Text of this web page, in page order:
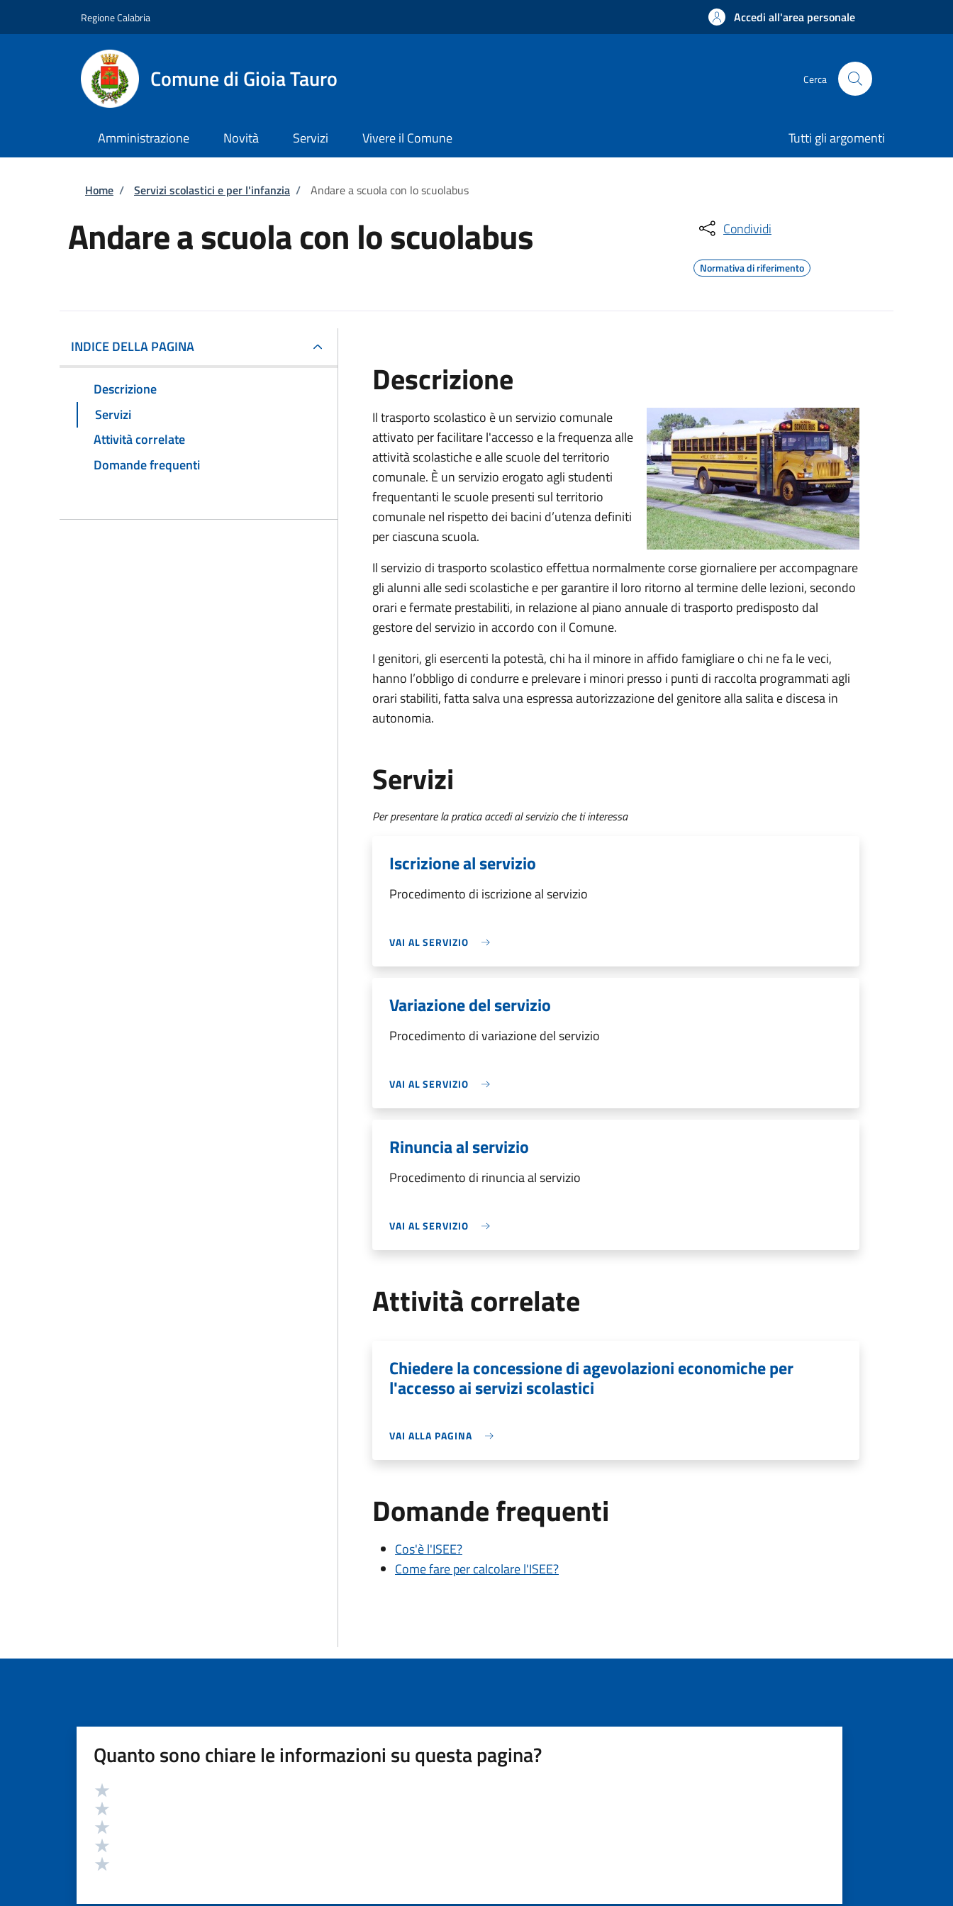
Regione Calabria Accedi all'area personale
Comune di Gioia Tauro Cerca
Amministrazione Novità Servizi Vivere il Comune Tutti gli argomenti
Briciole di pane
Home / Servizi scolastici e per l'infanzia / Andare a scuola con lo scuolabus
Andare a scuola con lo scuolabus Condividi
Normativa di riferimento
INDICE DELLA PAGINA
Descrizione
Servizi
Attività correlate
Domande frequenti
Descrizione
Il trasporto scolastico è un servizio comunale
attivato per facilitare l'accesso e la frequenza alle
attività scolastiche e alle scuole del territorio
comunale. È un servizio erogato agli studenti
frequentanti le scuole presenti sul territorio
comunale nel rispetto dei bacini d’utenza definiti
per ciascuna scuola.
Il servizio di trasporto scolastico effettua normalmente corse giornaliere per accompagnare
gli alunni alle sedi scolastiche e per garantire il loro ritorno al termine delle lezioni, secondo
orari e fermate prestabiliti, in relazione al piano annuale di trasporto predisposto dal
gestore del servizio in accordo con il Comune.
I genitori, gli esercenti la potestà, chi ha il minore in affido famigliare o chi ne fa le veci,
hanno l’obbligo di condurre e prelevare i minori presso i punti di raccolta programmati agli
orari stabiliti, fatta salva una espressa autorizzazione del genitore alla salita e discesa in
autonomia.
Servizi
Per presentare la pratica accedi al servizio che ti interessa
Iscrizione al servizio
Procedimento di iscrizione al servizio
VAI AL SERVIZIO
Variazione del servizio
Procedimento di variazione del servizio
VAI AL SERVIZIO
Rinuncia al servizio
Procedimento di rinuncia al servizio
VAI AL SERVIZIO
Attività correlate
Chiedere la concessione di agevolazioni economiche per
l'accesso ai servizi scolastici
VAI ALLA PAGINA
Domande frequenti
Cos'è l'ISEE?
Come fare per calcolare l'ISEE?
Quanto sono chiare le informazioni su questa pagina?
Valutazione